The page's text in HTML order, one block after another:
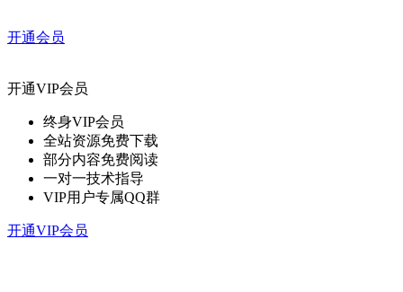
开通会员
开通VIP会员
终身VIP会员
全站资源免费下载
部分内容免费阅读
一对一技术指导
VIP用户专属QQ群
开通VIP会员